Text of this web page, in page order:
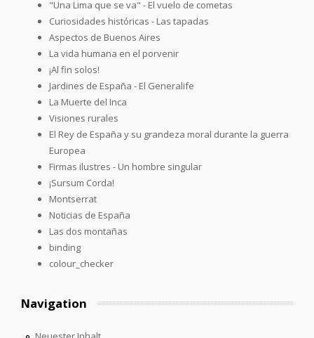
"Una Lima que se va" - El vuelo de cometas
Curiosidades históricas - Las tapadas
Aspectos de Buenos Aires
La vida humana en el porvenir
¡Al fin solos!
Jardines de España - El Generalife
La Muerte del Inca
Visiones rurales
El Rey de España y su grandeza moral durante la guerra
Europea
Firmas ilustres - Un hombre singular
¡Sursum Corda!
Montserrat
Noticias de España
Las dos montañas
binding
colour_checker
Navigation